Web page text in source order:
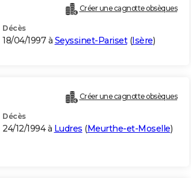
Créer une cagnotte obsèques
Décès
18/04/1997 à Seyssinet-Pariset(Isère)
Créer une cagnotte obsèques
Décès
24/12/1994 à Ludres (Meurthe-et-Moselle)